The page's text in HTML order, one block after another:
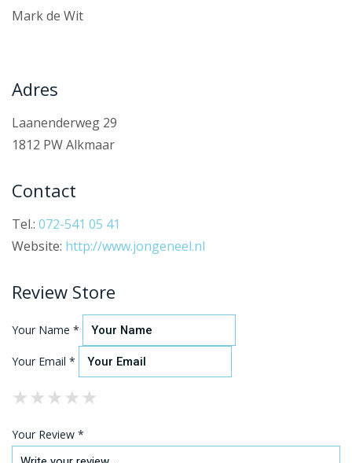
Mark de Wit
Adres
Laanenderweg 29
1812 PW Alkmaar
Contact
Tel.: 072-541 05 41
Website: http://www.jongeneel.nl
Review Store
Your Name *
Your Email *
★
★★
★★★
★★★★
★★★★★
Your Review *